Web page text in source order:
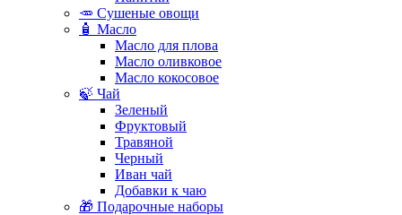
🥕 Сушеные овощи
🧴 Масло
Масло для плова
Масло оливковое
Масло кокосовое
🍃 Чай
Зеленый
Фруктовый
Травяной
Черный
Иван чай
Добавки к чаю
🎁 Подарочные наборы